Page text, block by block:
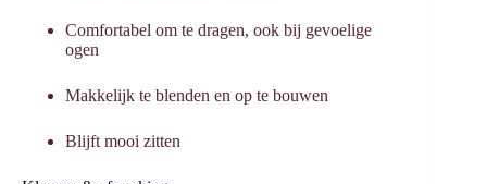
Comfortabel om te dragen, ook bij gevoelige
ogen
Makkelijk te blenden en op te bouwen
Blijft mooi zitten